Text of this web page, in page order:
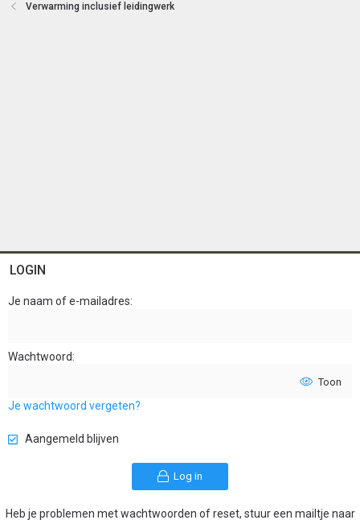
Verwarming inclusief leidingwerk
LOGIN
Je naam of e-mailadres
Wachtwoord
Toon
Je wachtwoord vergeten?
Aangemeld blijven
Log in
Heb je problemen met wachtwoorden of reset, stuur een mailtje naar